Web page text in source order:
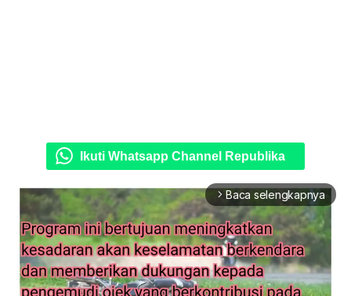
Ikuti Whatsapp Channel Republika
arrow_forward_ios Baca selengkapnya